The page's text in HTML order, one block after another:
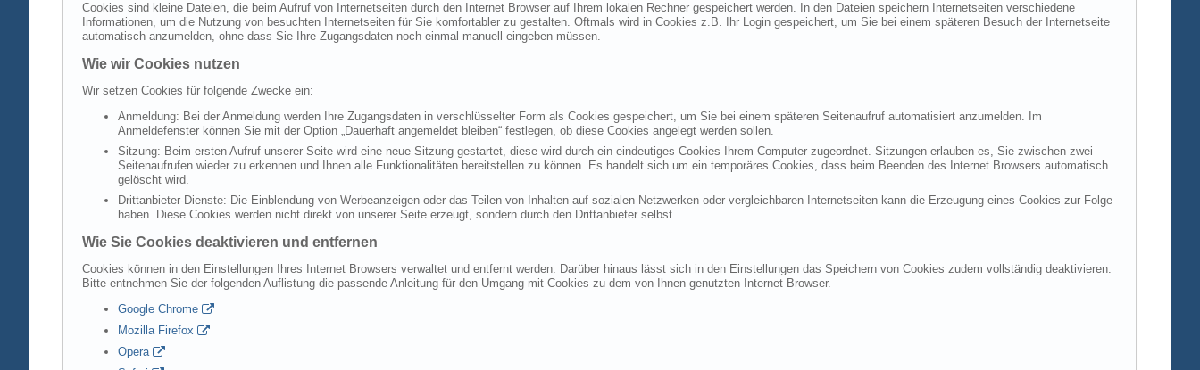
Cookies sind kleine Dateien, die beim Aufruf von Internetseiten durch den Internet Browser auf Ihrem lokalen Rechner gespeichert werden. In den Dateien speichern Internetseiten verschiedene
Informationen, um die Nutzung von besuchten Internetseiten für Sie komfortabler zu gestalten. Oftmals wird in Cookies z.B. Ihr Login gespeichert, um Sie bei einem späteren Besuch der Internetseite
automatisch anzumelden, ohne dass Sie Ihre Zugangsdaten noch einmal manuell eingeben müssen.
Wie wir Cookies nutzen
Wir setzen Cookies für folgende Zwecke ein:
Anmeldung: Bei der Anmeldung werden Ihre Zugangsdaten in verschlüsselter Form als Cookies gespeichert, um Sie bei einem späteren Seitenaufruf automatisiert anzumelden. Im
Anmeldefenster können Sie mit der Option „Dauerhaft angemeldet bleiben“ festlegen, ob diese Cookies angelegt werden sollen.
Sitzung: Beim ersten Aufruf unserer Seite wird eine neue Sitzung gestartet, diese wird durch ein eindeutiges Cookies Ihrem Computer zugeordnet. Sitzungen erlauben es, Sie zwischen zwei
Seitenaufrufen wieder zu erkennen und Ihnen alle Funktionalitäten bereitstellen zu können. Es handelt sich um ein temporäres Cookies, dass beim Beenden des Internet Browsers automatisch
gelöscht wird.
Drittanbieter-Dienste: Die Einblendung von Werbeanzeigen oder das Teilen von Inhalten auf sozialen Netzwerken oder vergleichbaren Internetseiten kann die Erzeugung eines Cookies zur Folge
haben. Diese Cookies werden nicht direkt von unserer Seite erzeugt, sondern durch den Drittanbieter selbst.
Wie Sie Cookies deaktivieren und entfernen
Cookies können in den Einstellungen Ihres Internet Browsers verwaltet und entfernt werden. Darüber hinaus lässt sich in den Einstellungen das Speichern von Cookies zudem vollständig deaktivieren.
Bitte entnehmen Sie der folgenden Auflistung die passende Anleitung für den Umgang mit Cookies zu dem von Ihnen genutzten Internet Browser.
Google Chrome
Mozilla Firefox
Opera